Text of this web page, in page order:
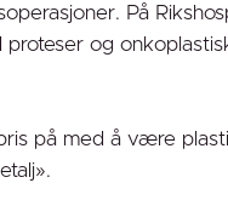
På
og
på med å være